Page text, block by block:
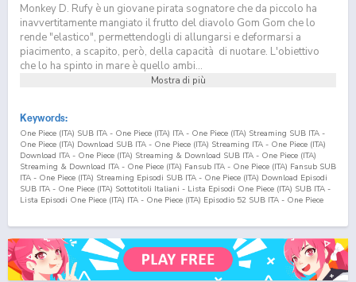
Monkey D. Rufy è un giovane pirata sognatore che da piccolo ha
inavvertitamente mangiato il frutto del diavolo Gom Gom che lo
rende "elastico", permettendogli di allungarsi e deformarsi a
piacimento, a scapito, però, della capacità di nuotare. L'obiettivo
che lo ha spinto in mare è quello ambi...
Mostra di più
Keywords:
One Piece (ITA) SUB ITA - One Piece (ITA) ITA - One Piece (ITA) Streaming SUB ITA -
One Piece (ITA) Download SUB ITA - One Piece (ITA) Streaming ITA - One Piece (ITA)
Download ITA - One Piece (ITA) Streaming & Download SUB ITA - One Piece (ITA)
Streaming & Download ITA - One Piece (ITA) Fansub ITA - One Piece (ITA) Fansub SUB
ITA - One Piece (ITA) Streaming Episodi SUB ITA - One Piece (ITA) Download Episodi
SUB ITA - One Piece (ITA) Sottotitoli Italiani - Lista Episodi One Piece (ITA) SUB ITA -
Lista Episodi One Piece (ITA) ITA - One Piece (ITA) Episodio 52 SUB ITA - One Piece